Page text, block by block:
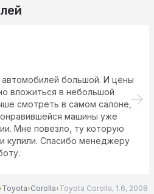
большой. И цены
вложиться в небольшой
смотреть в самом салоне,
машины уже
Мне повезло, ту которую
купили. Спасибо менеджеру
Toyota›Corolla›Toyota Corolla, 1.6, 2008